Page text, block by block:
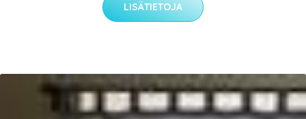
LISÄTIETOJA